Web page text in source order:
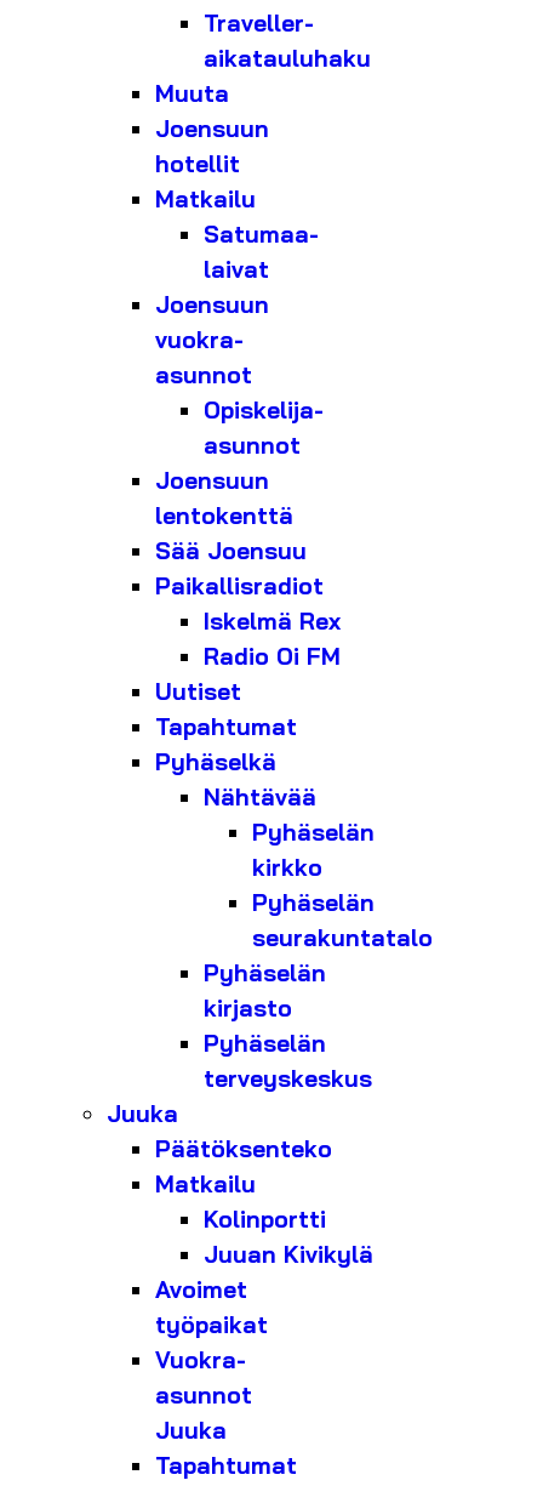
Traveller-
aikatauluhaku
Muuta
Joensuun
hotellit
Matkailu
Satumaa-
laivat
Joensuun
vuokra-
asunnot
Opiskelija-
asunnot
Joensuun
lentokenttä
Sää Joensuu
Paikallisradiot
Iskelmä Rex
Radio Oi FM
Uutiset
Tapahtumat
Pyhäselkä
Nähtävää
Pyhäselän
kirkko
Pyhäselän
seurakuntatalo
Pyhäselän
kirjasto
Pyhäselän
terveyskeskus
Juuka
Päätöksenteko
Matkailu
Kolinportti
Juuan Kivikylä
Avoimet
työpaikat
Vuokra-
asunnot
Juuka
Tapahtumat